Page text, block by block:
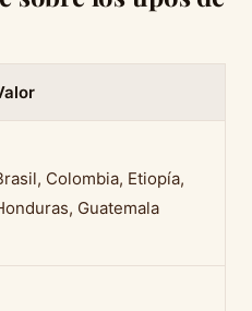
Colombia, Etiopía,
Guatemala